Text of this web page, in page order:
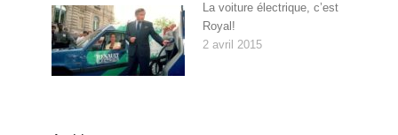
La voiture électrique, c’est
Royal!
2 avril 2015